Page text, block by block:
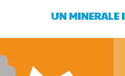
UN MINERALE